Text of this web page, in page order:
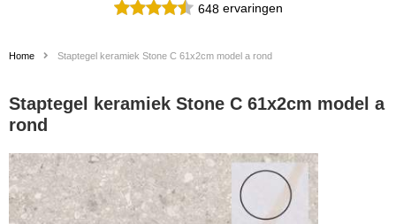
648ervaringen
Home Staptegel keramiek Stone C 61x2cm model a rond
Staptegel keramiek Stone C 61x2cm model a
rond